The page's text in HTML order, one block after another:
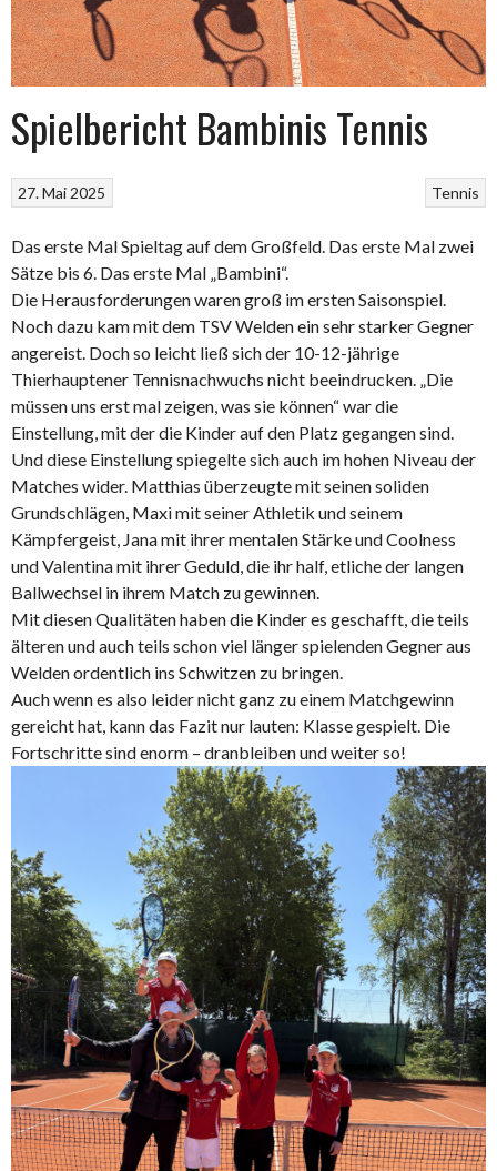
Spielbericht Bambinis Tennis
Tennis
27. Mai 2025
Das erste Mal Spieltag auf dem Großfeld. Das erste Mal zwei
Sätze bis 6. Das erste Mal „Bambini“.
Die Herausforderungen waren groß im ersten Saisonspiel.
Noch dazu kam mit dem TSV Welden ein sehr starker Gegner
angereist. Doch so leicht ließ sich der 10-12-jährige
Thierhauptener Tennisnachwuchs nicht beeindrucken. „Die
müssen uns erst mal zeigen, was sie können“ war die
Einstellung, mit der die Kinder auf den Platz gegangen sind.
Und diese Einstellung spiegelte sich auch im hohen Niveau der
Matches wider. Matthias überzeugte mit seinen soliden
Grundschlägen, Maxi mit seiner Athletik und seinem
Kämpfergeist, Jana mit ihrer mentalen Stärke und Coolness
und Valentina mit ihrer Geduld, die ihr half, etliche der langen
Ballwechsel in ihrem Match zu gewinnen.
Mit diesen Qualitäten haben die Kinder es geschafft, die teils
älteren und auch teils schon viel länger spielenden Gegner aus
Welden ordentlich ins Schwitzen zu bringen.
Auch wenn es also leider nicht ganz zu einem Matchgewinn
gereicht hat, kann das Fazit nur lauten: Klasse gespielt. Die
Fortschritte sind enorm – dranbleiben und weiter so!